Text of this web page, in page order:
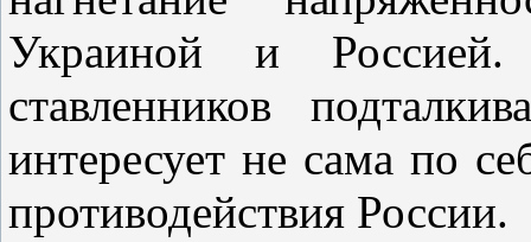
Украиной и
ставленников
интересует не сама по
противодействия России.